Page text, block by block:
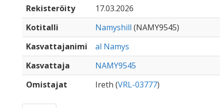
Rekisteröity
17.03.2026
Kotitalli
Namyshill (NAMY9545)
Kasvattajanimi
al Namys
Kasvattaja
NAMY9545
Omistajat
Ireth (VRL-03777)